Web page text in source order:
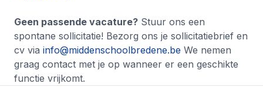
Geen passende vacature? Stuur ons een
spontane sollicitatie! Bezorg ons je sollicitatiebrief en
cv via info@middenschoolbredene.be We nemen
graag contact met je op wanneer er een geschikte
functie vrijkomt.